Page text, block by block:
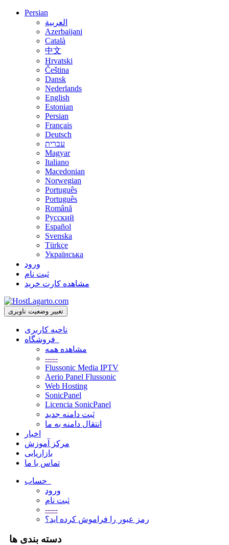
Persian
العربية
Azerbaijani
Català
中文
Hrvatski
Čeština
Dansk
Nederlands
English
Estonian
Persian
Français
Deutsch
עברית
Magyar
Italiano
Macedonian
Norwegian
Português
Português
Română
Русский
Español
Svenska
Türkçe
Українська
ورود
ثبت نام
مشاهده کارت خرید
تغییر وضعیت ناوبری
ناحیه کاربری
مشاهده همه
-----
Flussonic Media IPTV
Aerio Panel Flussonic
Web Hosting
SonicPanel
Licencia SonicPanel
ثبت دامنه جدید
انتقال دامنه به ما
اخبار
مرکز آموزش
بازاریابی
تماس با ما
ورود
ثبت نام
-----
رمز عبور را فراموش کرده اید؟
دسته بندی ها